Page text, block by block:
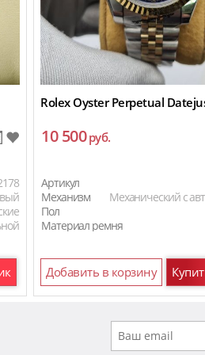
Rolex Oyster Perpetual
10 500руб.
Артикул
Механизм
Механический с
Пол
Материал ремня
Добавить в корзину